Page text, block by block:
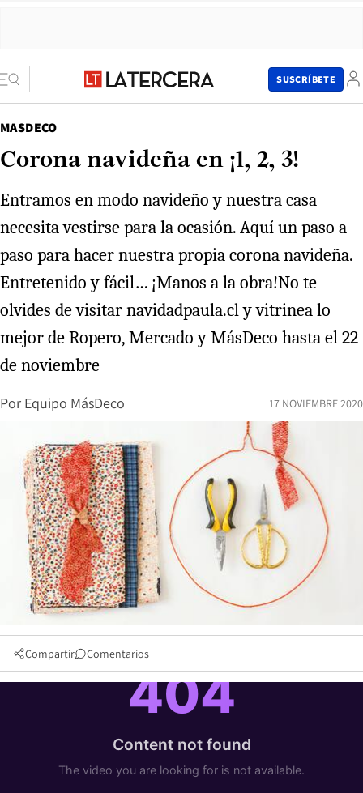
SUSCRÍBETE
MASDECO
Corona navideña en ¡1, 2, 3!
Entramos en modo navideño y nuestra casa
necesita vestirse para la ocasión. Aquí un paso a
paso para hacer nuestra propia corona navideña.
Entretenido y fácil… ¡Manos a la obra!No te
olvides de visitar navidadpaula.cl y vitrinea lo
mejor de Ropero, Mercado y MásDeco hasta el 22
de noviembre
Por Equipo MásDeco 17 NOVIEMBRE 2020
Compartir Comentarios